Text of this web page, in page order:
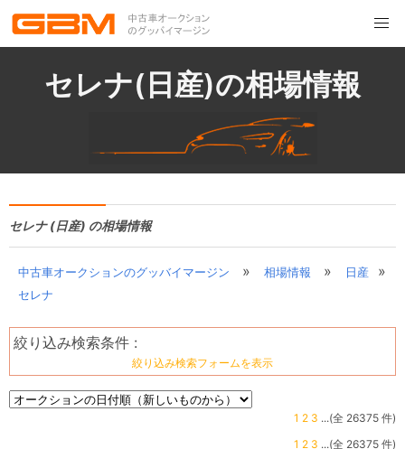
セレナ(日産)の相場情報
セレナ (日産) の相場情報
中古車オークションのグッバイマージン » 相場情報 » 日産 »
セレナ
絞り込み検索条件 :
絞り込み検索フォームを表示
1 2 3 ...(全 26375 件)
1 2 3 ...(全 26375 件)